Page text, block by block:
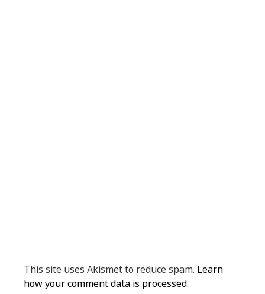
This site uses Akismet to reduce spam. Learn
how your comment data is processed.